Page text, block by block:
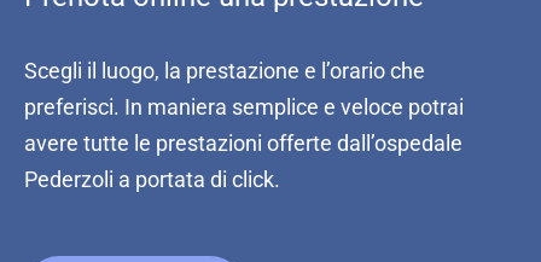
Scegli il luogo, la prestazione e l’orario che
preferisci. In maniera semplice e veloce potrai
avere tutte le prestazioni offerte dall’ospedale
Pederzoli a portata di click.